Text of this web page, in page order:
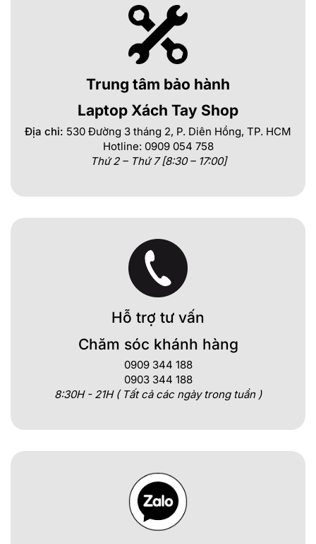
Trung tâm bảo hành
Laptop Xách Tay Shop
Địa chỉ: 530 Đường 3 tháng 2, P. Diên Hồng, TP. HCM
Hotline: 0909 054 758
Thứ 2 – Thứ 7 [8:30 – 17:00]
Hỗ trợ tư vấn
Chăm sóc khánh hàng
0909 344 188
0903 344 188
8:30H - 21H ( Tất cả các ngày trong tuần )